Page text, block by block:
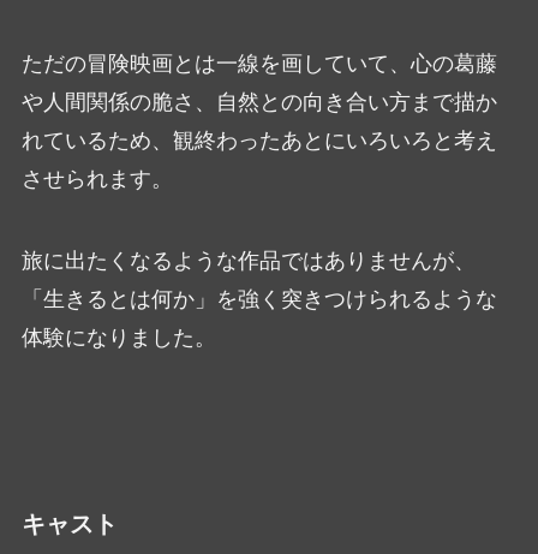
ただの冒険映画とは一線を画していて、心の葛藤
や人間関係の脆さ、自然との向き合い方まで描か
れているため、観終わったあとにいろいろと考え
させられます。
旅に出たくなるような作品ではありませんが、
「生きるとは何か」を強く突きつけられるような
体験になりました。
キャスト